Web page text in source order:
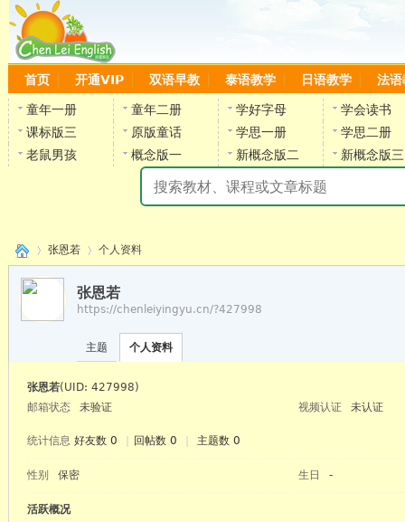
首页 开通VIP 双语早教 泰语教学 日语教学 法语
童年一册 童年二册 学好字母
学会读书
课标版三
原版童话 学思一册
学思二册
老鼠男孩
概念版一 新概念版二 新概念版三
张恩若 个人资料
张恩若
https://chenleiyingyu.cn/?427998
主题 个人资料
张恩若(UID: 427998)
邮箱状态
未验证 视频认证 未认证
统计信息 好友数 0 回帖数 0 主题数 0
性别 保密 生日 -
活跃概况